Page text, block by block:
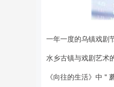
一年一度的乌镇戏剧
水乡古镇与戏剧艺术
《向往的生活》中 "
深证成指